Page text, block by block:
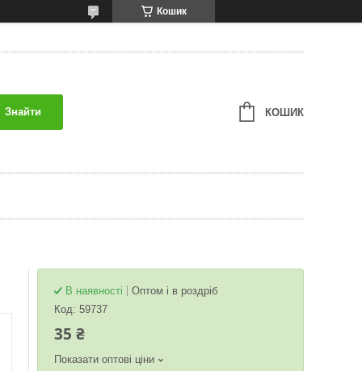
Кошик
Знайти КОШИК
В наявності
Оптом і в роздріб
Код: 59737
35 ₴
Показати оптові ціни